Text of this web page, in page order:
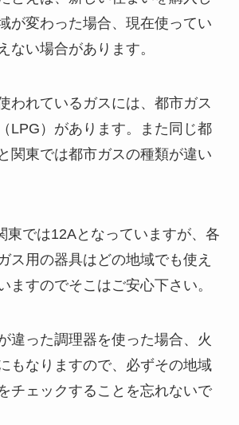
が変わった場合、現在使ってい
ない場合があります。
われているガスには、都市ガス
LPG）があります。また同じ都
関東では都市ガスの種類が違い
東では12Aとなっていますが、各
ス用の器具はどの地域でも使え
ますのでそこはご安心下さい。
違った調理器を使った場合、火
もなりますので、必ずその地域
チェックすることを忘れないで